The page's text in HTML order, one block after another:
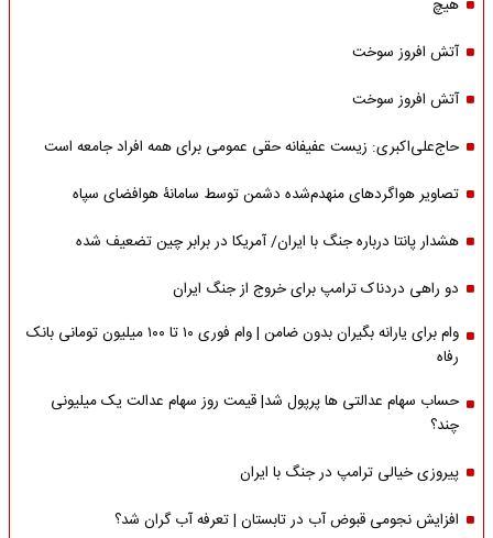
هیچ
آتش افروز سوخت
آتش افروز سوخت
حاج‌علی‌اکبری: زیست عفیفانه حقی عمومی برای همه افراد جامعه است
تصاویر هواگردهای منهدم‌شده دشمن توسط سامانۀ هوافضای سپاه
هشدار پانتا درباره جنگ با ایران/ آمریکا در برابر چین تضعیف شده
دو راهی دردناک ترامپ برای خروج از جنگ ایران
وام برای یارانه بگیران بدون ضامن | وام فوری ۱۰ تا ۱۰۰ میلیون تومانی بانک
رفاه
حساب سهام عدالتی ها پرپول شد| قیمت روز سهام عدالت یک میلیونی
چند؟
پیروزی خیالی ترامپ در جنگ با ایران
افزایش نجومی قبوض آب در تابستان | تعرفه آب گران شد؟